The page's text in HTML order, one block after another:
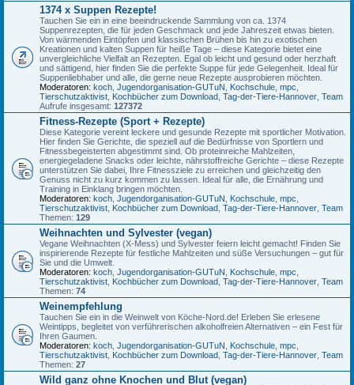
1374 x Suppen Rezepte!
Tauchen Sie ein in eine beeindruckende Sammlung von ca. 1374
Suppenrezepten, die für jeden Geschmack und jede Jahreszeit etwas bieten.
Von wärmenden Eintöpfen und klassischen Brühen bis hin zu exotischen
Kreationen und kalten Suppen für heiße Tage – diese Kategorie bietet eine
unvergleichliche Vielfalt an Rezepten. Egal ob leicht und gesund oder herzhaft
und sättigend, hier finden Sie die perfekte Suppe für jede Gelegenheit. Ideal für
Suppenliebhaber und alle, die gerne neue Rezepte ausprobieren möchten.
Moderatoren: koch Jugendorganisation-GUTuN Kochschule mpc
Tierschutzaktivist Kochbücher zum Download Tag-der-Tiere-Hannover Team
Aufrufe insgesamt: 127372
Fitness-Rezepte (Sport + Rezepte)
Diese Kategorie vereint leckere und gesunde Rezepte mit sportlicher Motivation.
Hier finden Sie Gerichte, die speziell auf die Bedürfnisse von Sportlern und
Fitnessbegeisterten abgestimmt sind. Ob proteinreiche Mahlzeiten,
energiegeladene Snacks oder leichte, nährstoffreiche Gerichte – diese Rezepte
unterstützen Sie dabei, Ihre Fitnessziele zu erreichen und gleichzeitig den
Genuss nicht zu kurz kommen zu lassen. Ideal für alle, die Ernährung und
Training in Einklang bringen möchten.
Moderatoren: koch Jugendorganisation-GUTuN Kochschule mpc
Tierschutzaktivist Kochbücher zum Download Tag-der-Tiere-Hannover Team
Themen: 129
Weihnachten und Sylvester (vegan)
Vegane Weihnachten (X-Mess) und Sylvester feiern leicht gemacht! Finden Sie
inspirierende Rezepte für festliche Mahlzeiten und süße Versuchungen – gut für
Sie und die Umwelt.
Moderatoren: koch Jugendorganisation-GUTuN Kochschule mpc
Tierschutzaktivist Kochbücher zum Download Tag-der-Tiere-Hannover Team
Themen: 74
Weinempfehlung
Tauchen Sie ein in die Weinwelt von Köche-Nord.de! Erleben Sie erlesene
Weintipps, begleitet von verführerischen alkoholfreien Alternativen – ein Fest für
Ihren Gaumen.
Moderatoren: koch Jugendorganisation-GUTuN Kochschule mpc
Tierschutzaktivist Kochbücher zum Download Tag-der-Tiere-Hannover Team
Themen: 27
Wild ganz ohne Knochen und Blut (vegan)